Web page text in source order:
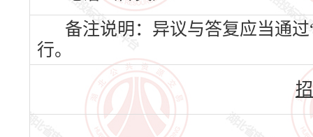
备注说明：异议与答复应当通
行。